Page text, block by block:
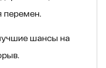
перемен.
шансы на